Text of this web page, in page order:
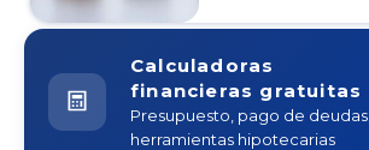
Calculadoras
financieras gratuitas
Presupuesto, pago de deudas,
herramientas hipotecarias